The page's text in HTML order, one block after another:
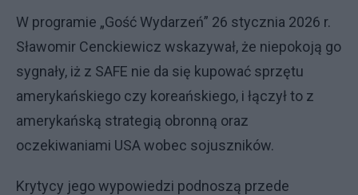
W programie „Gość Wydarzeń” 26 stycznia 2026 r.
Sławomir Cenckiewicz wskazywał, że niepokoją go
sygnały, iż z SAFE nie da się kupować sprzętu
amerykańskiego czy koreańskiego, i łączył to z
amerykańską strategią obronną oraz
oczekiwaniami USA wobec sojuszników.
Krytycy jego wypowiedzi podnoszą przede